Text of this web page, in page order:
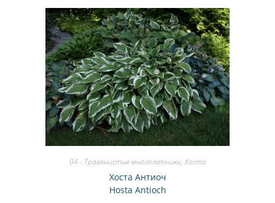
04 - Травянистые многолетники,Хоста
Хоста Антиоч
Hosta Antioch